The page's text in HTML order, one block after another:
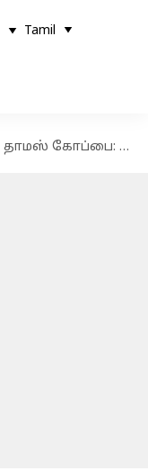
Tamil
தாமஸ் கோப்பை: ஆஸ்திரேலியாவை 5-0 எனத் துவம்சம் செய்த இந்தியா! காலிறுதிக்கு அதிரடியாக தகுதி